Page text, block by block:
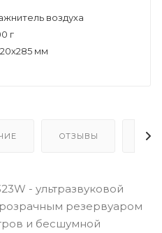
воздуха
г
мм
ОТЗЫВЫ
- ультразвуковой
резервуаром
и бесшумной